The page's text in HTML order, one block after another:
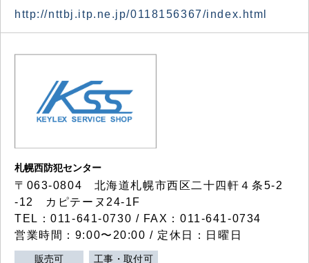
http://nttbj.itp.ne.jp/0118156367/index.html
札幌西防犯センター
〒063-0804 北海道札幌市西区二十四軒４条5-2
-12 カピテーヌ24-1F
TEL：011-641-0730 / FAX：011-641-0734
営業時間：9:00〜20:00 / 定休日：日曜日
販売可 工事・取付可